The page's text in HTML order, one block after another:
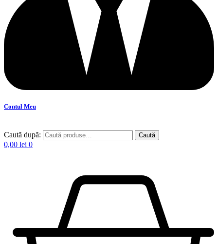
Contul Meu
Caută după: Caută
0,00 lei 0